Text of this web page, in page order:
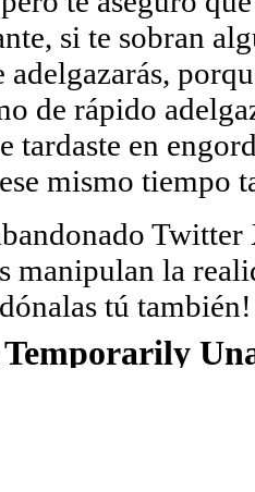
si te sobran
de rápido
tardaste en
mismo tiempo
manipulan la
tú también!